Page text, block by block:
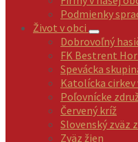
Podmienky
Život v obci
Dobrovoľný
FK Bestrent
Spevácka
Katolícka cirkev
Poľovnícke
Červený kríž
Slovenský zväz
Zväz žien